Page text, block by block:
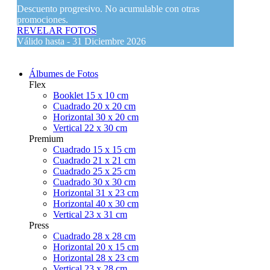
Descuento progresivo. No acumulable con otras
promociones.
REVELAR FOTOS
Válido hasta - 31 Diciembre 2026
Álbumes de Fotos
Flex
Booklet 15 x 10 cm
Cuadrado 20 x 20 cm
Horizontal 30 x 20 cm
Vertical 22 x 30 cm
Premium
Cuadrado 15 x 15 cm
Cuadrado 21 x 21 cm
Cuadrado 25 x 25 cm
Cuadrado 30 x 30 cm
Horizontal 31 x 23 cm
Horizontal 40 x 30 cm
Vertical 23 x 31 cm
Press
Cuadrado 28 x 28 cm
Horizontal 20 x 15 cm
Horizontal 28 x 23 cm